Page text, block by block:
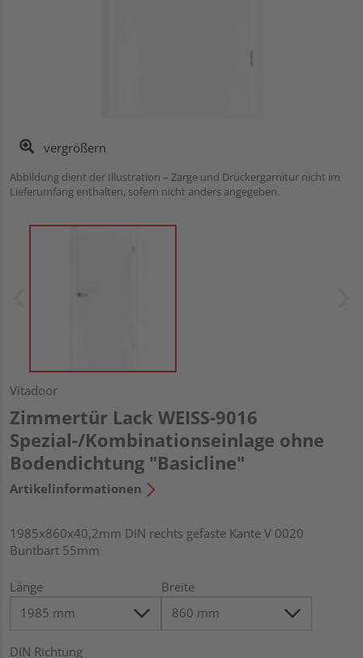
vergrößern
Abbildung dient der Illustration – Zarge und Drückergarnitur nicht im
Lieferumfang enthalten, sofern nicht anders angegeben.
Vitadoor
Zimmertür Lack WEISS-9016
Spezial-/Kombinationseinlage ohne
Bodendichtung "Basicline"
Artikelinformationen
1985x860x40,2mm DIN rechts gefaste Kante V 0020
Buntbart 55mm
Länge Breite
DIN Richtung